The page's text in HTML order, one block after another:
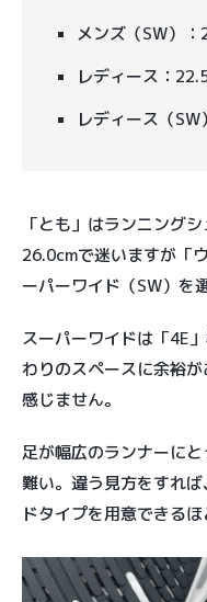
メンズ（SW）
レディース：
レディース（
「とも」はランニング
26.0cmで迷いますが「
ーパーワイド（SW）を
スーパーワイドは「4E
わりのスペースに余裕
感じません。
足が幅広のランナーに
難い。違う見方をすれ
ドタイプを用意できる